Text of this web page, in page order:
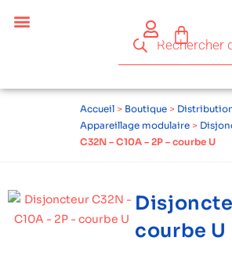
Accueil > Boutique >
Appareillage modulaire >
C32N – C10A – 2P – courbe U
courbe U